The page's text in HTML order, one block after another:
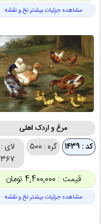
مشاهده جزئیات بیشتر نخ و نقشه
مرغ و اردک اهلی
کد : 1439 گره : 500
لای :
367
قیمت : 4,400,000 تومان
مشاهده جزئیات بیشتر نخ و نقشه